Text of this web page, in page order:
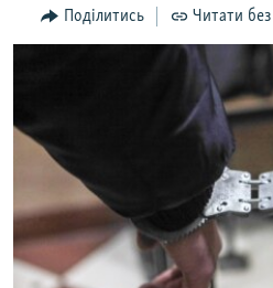
Перейти
до
ПОГЛЯД
СПЕЦПРОЕКТИ
ДЕПОРТАЦІЯ
ВІДЕОУРОКИ «ELIFBE»
СВІДЧЕННЯ ОКУПАЦІЇ
ЯК ОБІЙТИ БЛОКУВАННЯ
Русский
Qırımtatar
Поділитись Читати без